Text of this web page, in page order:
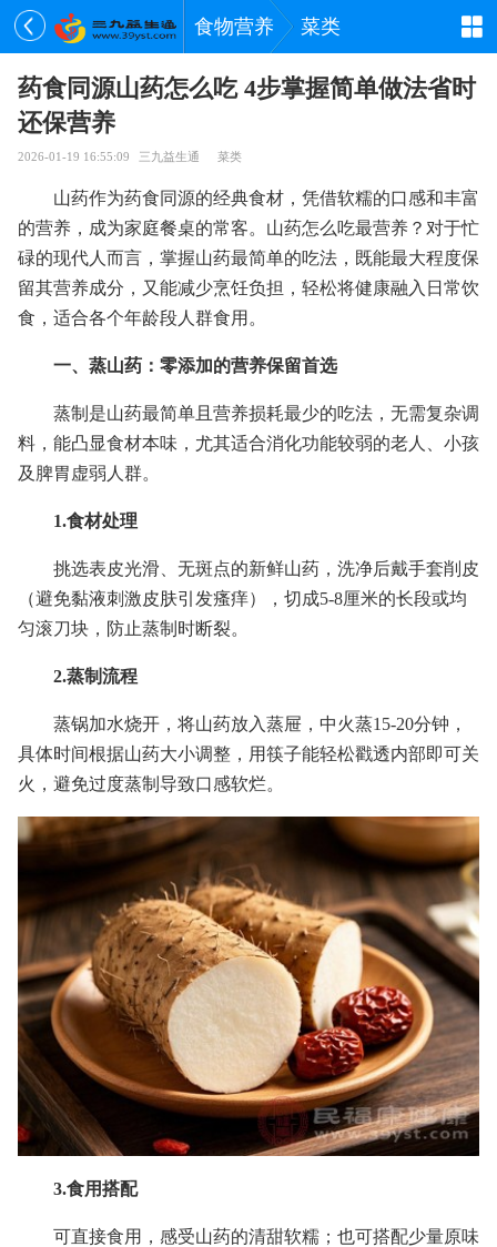
食物营养 菜类
药食同源山药怎么吃 4步掌握简单做法省时
还保营养
2026-01-19 16:55:09 三九益生通 菜类
山药作为药食同源的经典食材，凭借软糯的口感和丰富
的营养，成为家庭餐桌的常客。山药怎么吃最营养？对于忙
碌的现代人而言，掌握山药最简单的吃法，既能最大程度保
留其营养成分，又能减少烹饪负担，轻松将健康融入日常饮
食，适合各个年龄段人群食用。
一、蒸山药：零添加的营养保留首选
蒸制是山药最简单且营养损耗最少的吃法，无需复杂调
料，能凸显食材本味，尤其适合消化功能较弱的老人、小孩
及脾胃虚弱人群。
1.食材处理
挑选表皮光滑、无斑点的新鲜山药，洗净后戴手套削皮
（避免黏液刺激皮肤引发瘙痒），切成5-8厘米的长段或均
匀滚刀块，防止蒸制时断裂。
2.蒸制流程
蒸锅加水烧开，将山药放入蒸屉，中火蒸15-20分钟，
具体时间根据山药大小调整，用筷子能轻松戳透内部即可关
火，避免过度蒸制导致口感软烂。
3.食用搭配
可直接食用，感受山药的清甜软糯；也可搭配少量原味